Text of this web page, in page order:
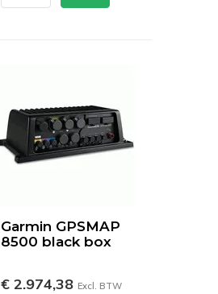
Garmin GPSMAP
8500 black box
€ 2.974,38 Excl. BTW